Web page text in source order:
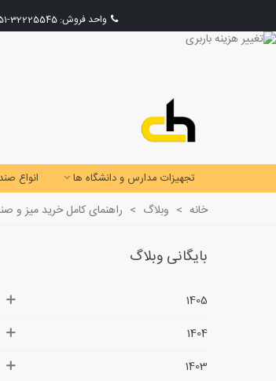
واحد فروش: 32225545-051
تجهیزات مدارس و دانشگاه ها انواع
خانه > وبلاگ > راهنمای کامل خرید میز و
بایگانی وبلاگ
1405
1404
1403